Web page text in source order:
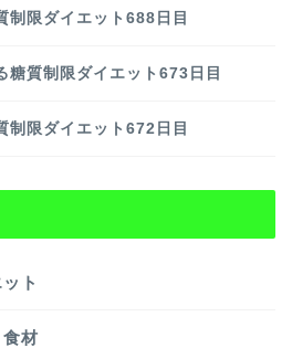
制限ダイエット688日目
糖質制限ダイエット673日目
制限ダイエット672日目
ト
材